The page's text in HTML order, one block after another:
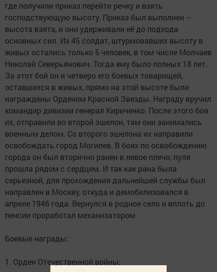
где получили приказ перейти речку и взять
господствующую высоту. Приказ был выполнен –
высота взята, и они удерживали её до подхода
основных сил. Из 45 солдат, штурмовавших высоту в
живых остались только 5 человек, в том числе Молчаев
Николай Северьянович. Тогда ему было полных 18 лет.
За этот бой он и четверо его боевых товарищей,
оставшихся в живых, прямо на этой высоте были
награждены Орденом Красной Звезды. Награду вручил
командир дивизии генерал Кириченко. После этого боя
их, отправили во второй эшелон, там они занимались
военным делом. Со второго эшелона их направили
освобождать город Могилев. В боях по освобождению
города он был вторично ранен в левое плечо, пуля
прошла рядом с сердцем. И так как рана была
серьезной, для прохождения дальнейшей службы был
направлен в Москву, откуда и демобилизовался в
апреле 1946 года. Вернулся в родное село и вплоть до
пенсии проработал механизатором.
Боевые награды:
1. Орден Отечественной войны;